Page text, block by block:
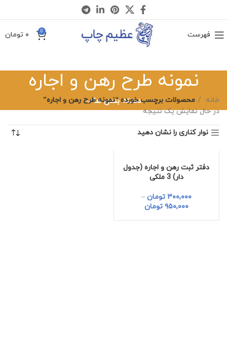
فهرست 0 ۰ تومان
نمونه طرح رهن و اجاره
دسته بندی ها خانه
محصولات برچسب خورده “نمونه طرح رهن و اجاره”
در حال نمایش یک نتیجه
نوار کناری را نشان دهید
دفتر ثبت رهن و اجاره (جدول
دار) 3 ملکی
۳۰۰,۰۰۰ تومان –
۹۵۰,۰۰۰ تومان